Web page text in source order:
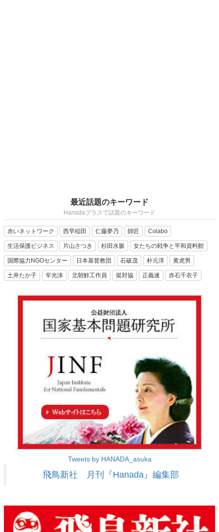
最近話題のキーワード
Hanadaプラスで話題のキーワード
赤いネットワーク 西早稲田 仁藤夢乃 師匠 Colabo
生活保護ビジネス 片山さつき 杉田水脈 女たちの戦争と平和資料館
国際協力NGOセンター 日本基督教団 石破茂 朴元淳 黄虎男
土井たか子 辛光洙 北朝鮮工作員 挺対協 正義連 赤石千衣子
Tweets by HANADA_asuka
飛鳥新社 月刊『Hanada』編集部